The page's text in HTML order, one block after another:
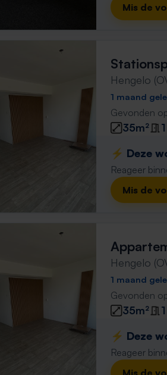
Mis de
Hengelo
1 maand
Gevonden
35m²
⚡️ Deze
Reageer
Mis de
Hengelo
1 maand
Gevonden
35m²
⚡️ Deze
Reageer
Mis de